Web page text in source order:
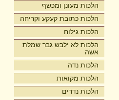
הלכות מעונן ומכשף
הלכות כתובת קעקע וקריחה
הלכות גילוח
הלכות לא ילבש גבר שמלת
אשה
הלכות נדה
הלכות מקואות
הלכות נדרים